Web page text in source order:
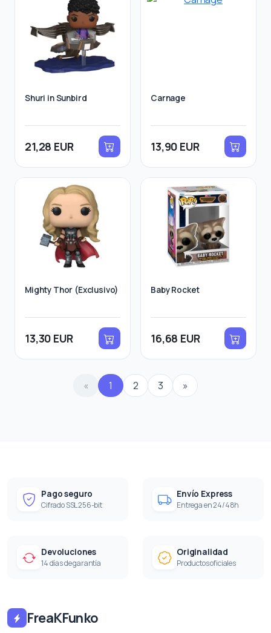
Shuri in Sunbird
21,28 EUR
Carnage
13,90 EUR
Mighty Thor (Exclusivo)
13,30 EUR
Baby Rocket
16,68 EUR
« 1 2 3 »
Pago seguro
Cifrado SSL 256-bit
Envío Express
Entrega en 24/48h
Devoluciones
14 días de garantía
Originalidad
Productos oficiales
FreaKFunko